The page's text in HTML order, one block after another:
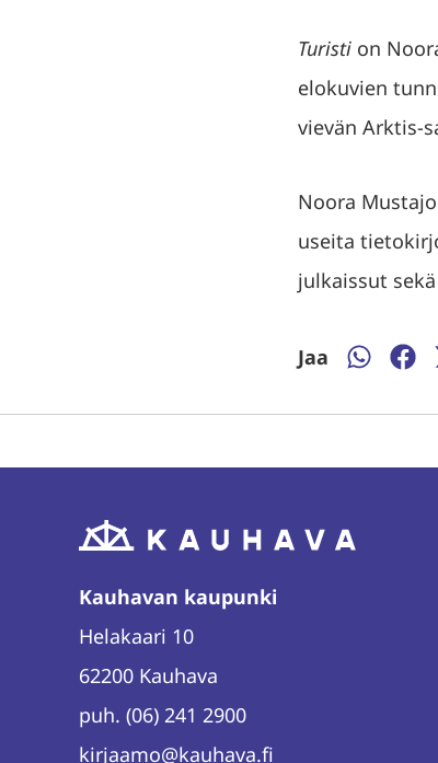
Turisti on
elokuvien
vievän Arktis-
Noora
useita
julkaissut
Jaa
Jaa
Jaa
Kauhavan kaupunki
Helakaari 10
62200 Kauhava
puh. (06) 241 2900
kirjaamo@kauhava.fi